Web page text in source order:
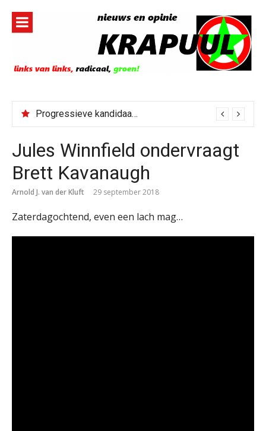
inhoud
Progressieve kandidaat El-Sayed senaatskandidaat Michigan
Jules Winnfield ondervraagt
Brett Kavanaugh
Arnold J. van der Kluft 29 september 2018
Zaterdagochtend, even een lach mag…